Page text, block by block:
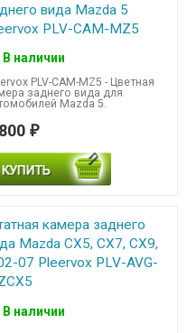
вида Mazda 5
PLV-CAM-MZ5
В наличии
PLV-CAM-MZ5 - Цветная
заднего вида для
Mazda 5.
₽
камера заднего
Mazda CX5, CX7, CX9,
07 Pleervox PLV-AVG-
В наличии